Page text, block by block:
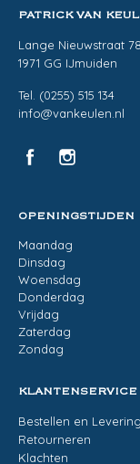
PATRICK VAN
Lange Nieuwstraat
1971 GG IJmuiden
Tel. (0255) 515 134
info@vankeulen.nl
OPENINGSTIJDEN
Maandag
Dinsdag
Woensdag
Donderdag
Vrijdag
Zaterdag
Zondag
KLANTENSERVICE
Bestellen en Levering
Retourneren
Klachten